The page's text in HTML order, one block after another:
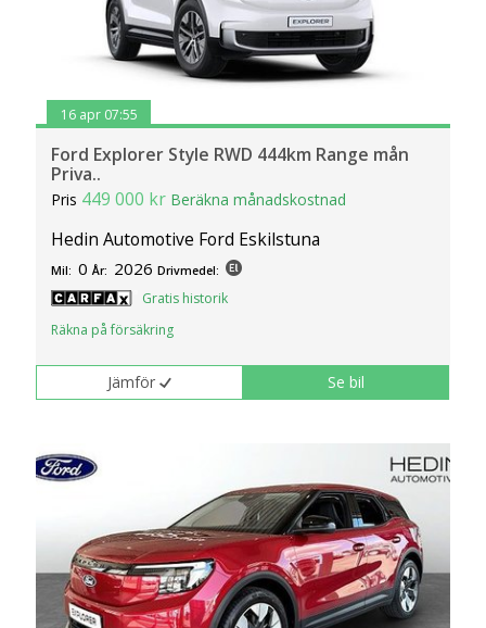
16 apr 07:55
Ford Explorer Style RWD 444km Range mån
Priva..
Pris 449 000 kr Beräkna månadskostnad
Hedin Automotive Ford Eskilstuna
Mil: 0 År: 2026 Drivmedel:
Gratis historik
Räkna på försäkring
Jämför Se bil